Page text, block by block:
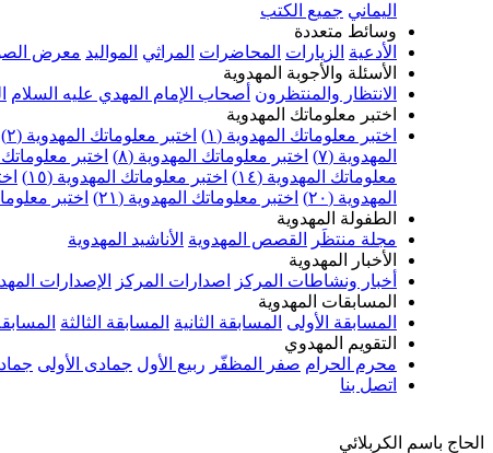
اليماني جميع الكتب
وسائط متعددة
الأدعية الزيارات المحاضرات المراثي المواليد معرض
الأسئلة والأجوبة المهدوية
الانتظار والمنتظرون أصحاب الإمام المهدي عليه السلام
اختبر معلوماتك المهدوية
اختبر معلوماتك المهدوية (١)
اختبر معلوماتك المهدوية (٢)
المهدوية (٧)
اختبر معلوماتك المهدوية (٨) اختبر معلوماتك
معلوماتك المهدوية (١٤)
اختبر معلوماتك المهدوية (١٥)
المهدوية (٢٠)
اختبر معلوماتك المهدوية (٢١) اختبر
الطفولة المهدوية
مجلة منتظَر
القصص المهدوية الأناشيد المهدوية
الأخبار المهدوية
أخبار ونشاطات المركز
اصدارات المركز الإصدارات
المسابقات المهدوية
المسابقة الأولى المسابقة الثانية المسابقة الثالثة
التقويم المهدوي
محرم الحرام صفر المظفّر ربيع الأول جمادى الأولى
اتصل بنا
الحاج باسم الكربلائي